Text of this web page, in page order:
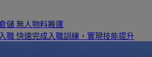
儲 無人物料搬運
職 快速完成入職訓練，實現技能提升